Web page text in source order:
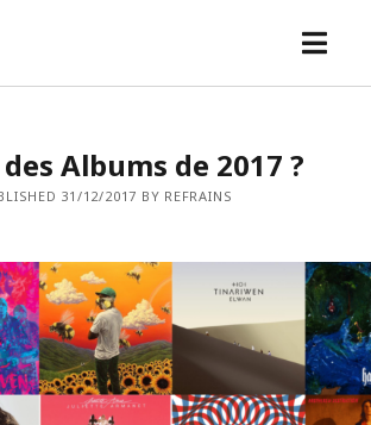
open
Albums de 2017 ?
31/12/2017 BY REFRAINS